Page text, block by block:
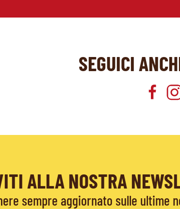
SEGUICI
ALLA NOSTRA
sempre aggiornato sulle ultime